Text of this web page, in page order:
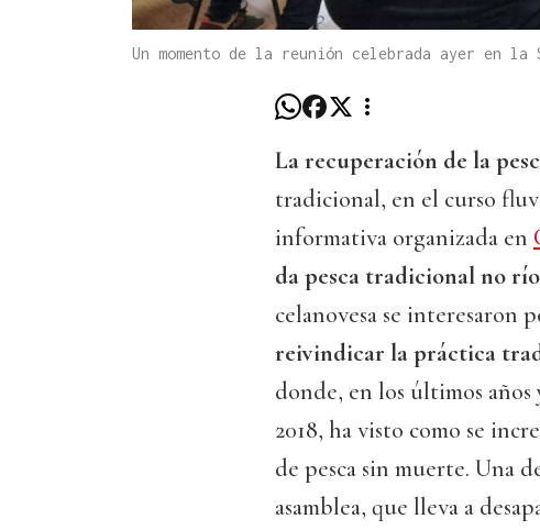
Un momento de la reunión celebrada ayer en la
La recuperación de la
tradicional, en el curso
informativa organizada en
da pesca tradicional no
celanovesa se interesaron
reivindicar la práctica
donde, en los últimos
2018, ha visto como se
de pesca sin muerte. Una
asamblea, que lleva a